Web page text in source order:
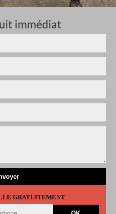
immédiat
GRATUITEMENT